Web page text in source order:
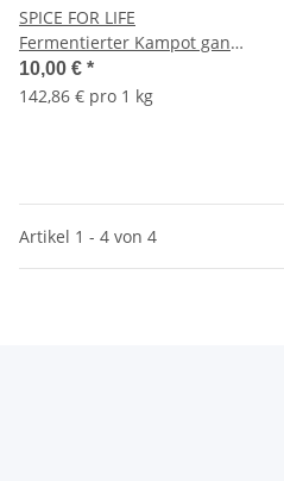
SPICE FOR LIFE
Fermentierter Kampot ganz
70 g
10,00 € *
142,86 € pro 1 kg
Artikel 1 - 4 von 4